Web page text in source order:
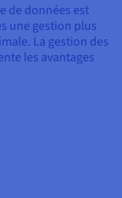
de données est
une gestion plus
La gestion des
les avantages